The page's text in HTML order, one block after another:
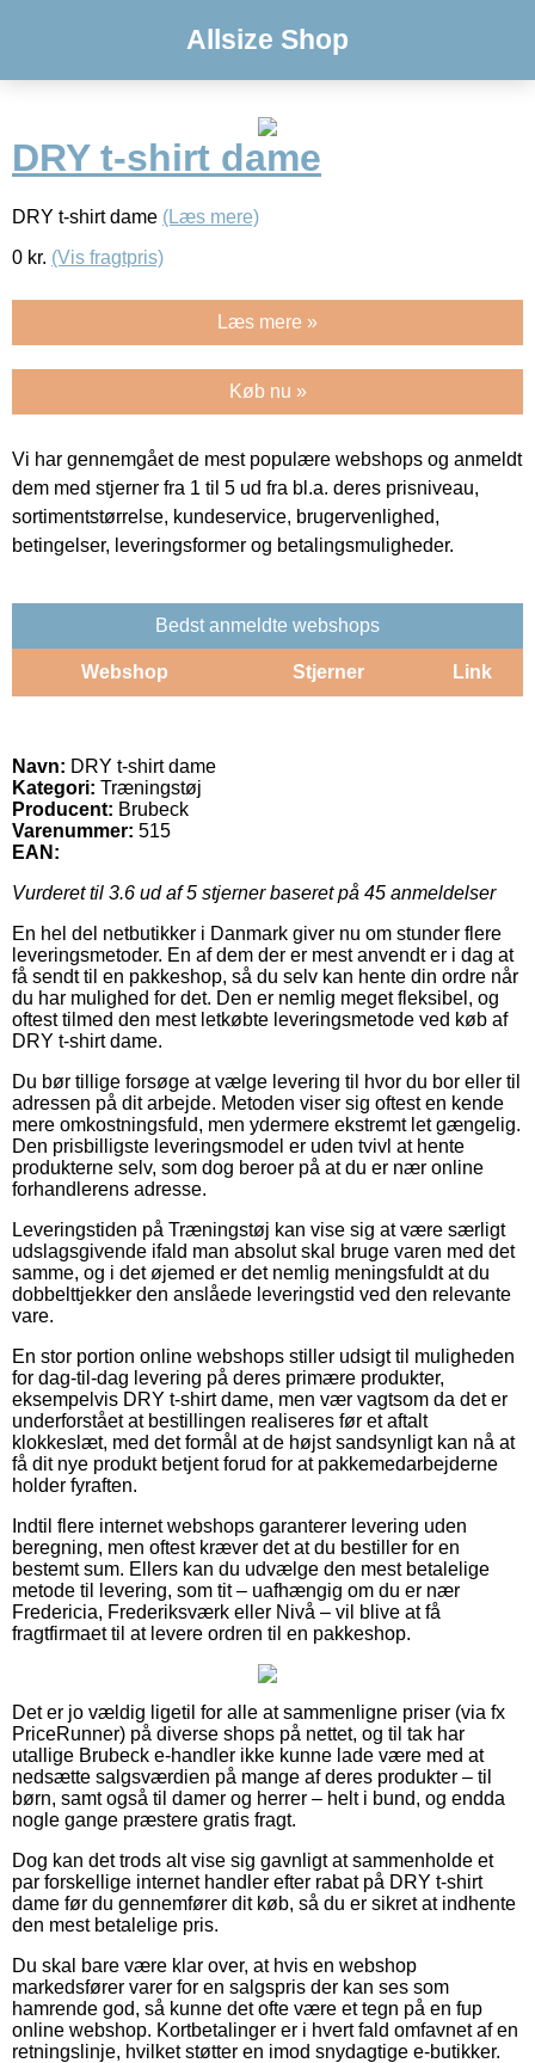
Allsize Shop
DRY t-shirt dame
DRY t-shirt dame (Læs mere)
0 kr. (Vis fragtpris)
Læs mere »
Køb nu »
Vi har gennemgået de mest populære webshops og anmeldt
dem med stjerner fra 1 til 5 ud fra bl.a. deres prisniveau,
sortimentstørrelse, kundeservice, brugervenlighed,
betingelser, leveringsformer og betalingsmuligheder.
Bedst anmeldte webshops
Webshop Stjerner Link
Navn: DRY t-shirt dame
Kategori: Træningstøj
Producent: Brubeck
Varenummer: 515
EAN:
Vurderet til 3.6 ud af 5 stjerner baseret på 45 anmeldelser
En hel del netbutikker i Danmark giver nu om stunder flere
leveringsmetoder. En af dem der er mest anvendt er i dag at
få sendt til en pakkeshop, så du selv kan hente din ordre når
du har mulighed for det. Den er nemlig meget fleksibel, og
oftest tilmed den mest letkøbte leveringsmetode ved køb af
DRY t-shirt dame.
Du bør tillige forsøge at vælge levering til hvor du bor eller til
adressen på dit arbejde. Metoden viser sig oftest en kende
mere omkostningsfuld, men ydermere ekstremt let gængelig.
Den prisbilligste leveringsmodel er uden tvivl at hente
produkterne selv, som dog beroer på at du er nær online
forhandlerens adresse.
Leveringstiden på Træningstøj kan vise sig at være særligt
udslagsgivende ifald man absolut skal bruge varen med det
samme, og i det øjemed er det nemlig meningsfuldt at du
dobbelttjekker den anslåede leveringstid ved den relevante
vare.
En stor portion online webshops stiller udsigt til muligheden
for dag-til-dag levering på deres primære produkter,
eksempelvis DRY t-shirt dame, men vær vagtsom da det er
underforstået at bestillingen realiseres før et aftalt
klokkeslæt, med det formål at de højst sandsynligt kan nå at
få dit nye produkt betjent forud for at pakkemedarbejderne
holder fyraften.
Indtil flere internet webshops garanterer levering uden
beregning, men oftest kræver det at du bestiller for en
bestemt sum. Ellers kan du udvælge den mest betalelige
metode til levering, som tit – uafhængig om du er nær
Fredericia, Frederiksværk eller Nivå – vil blive at få
fragtfirmaet til at levere ordren til en pakkeshop.
Det er jo vældig ligetil for alle at sammenligne priser (via fx
PriceRunner) på diverse shops på nettet, og til tak har
utallige Brubeck e-handler ikke kunne lade være med at
nedsætte salgsværdien på mange af deres produkter – til
børn, samt også til damer og herrer – helt i bund, og endda
nogle gange præstere gratis fragt.
Dog kan det trods alt vise sig gavnligt at sammenholde et
par forskellige internet handler efter rabat på DRY t-shirt
dame før du gennemfører dit køb, så du er sikret at indhente
den mest betalelige pris.
Du skal bare være klar over, at hvis en webshop
markedsfører varer for en salgspris der kan ses som
hamrende god, så kunne det ofte være et tegn på en fup
online webshop. Kortbetalinger er i hvert fald omfavnet af en
retningslinje, hvilket støtter en imod snydagtige e-butikker.